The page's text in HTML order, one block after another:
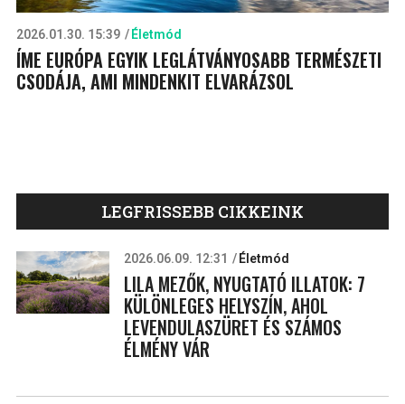
2026.01.30. 15:39 Életmód
ÍME EURÓPA EGYIK LEGLÁTVÁNYOSABB TERMÉSZETI
CSODÁJA, AMI MINDENKIT ELVARÁZSOL
LEGFRISSEBB CIKKEINK
2026.06.09. 12:31 Életmód
LILA MEZŐK, NYUGTATÓ ILLATOK: 7
KÜLÖNLEGES HELYSZÍN, AHOL
LEVENDULASZÜRET ÉS SZÁMOS
ÉLMÉNY VÁR